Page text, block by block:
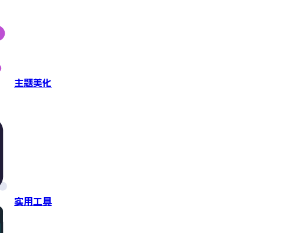
主题美化
实用工具